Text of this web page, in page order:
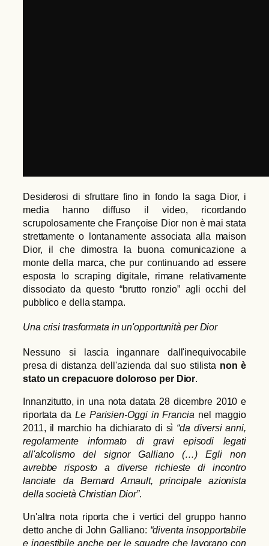
Desiderosi di sfruttare fino in fondo la saga Dior, i
media hanno diffuso il video, ricordando
scrupolosamente che Françoise Dior non è mai stata
strettamente o lontanamente associata alla maison
Dior, il che dimostra la buona comunicazione a
monte della marca, che pur continuando ad essere
esposta lo scraping digitale, rimane relativamente
dissociato da questo “brutto ronzio” agli occhi del
pubblico e della stampa.
Una crisi trasformata in un'opportunità per Dior
Nessuno si lascia ingannare dall'inequivocabile
presa di distanza dell'azienda dal suo stilista non è
stato un crepacuore doloroso per Dior.
Innanzitutto, in una nota datata 28 dicembre 2010 e
riportata daLe Parisien-Oggi in Francia nel maggio
2011, il marchio ha dichiarato di sì “da diversi anni,
regolarmente informato di gravi episodi legati
all'alcolismo del signor Galliano (…) Egli non
avrebbe risposto a diverse richieste di incontro
lanciate da Bernard Arnault, principale azionista
della società Christian Dior”.
Un'altra nota riporta che i vertici del gruppo hanno
detto anche di John Galliano: “diventa insopportabile
e ingestibile anche per le squadre che lavorano con